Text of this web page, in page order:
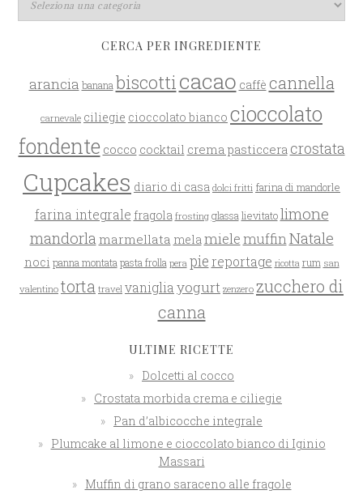
CERCA PER INGREDIENTE
arancia banana biscotticacao caffè cannella
carnevale ciliegie cioccolato bianco cioccolato
fondente cocco cocktail crema pasticcera crostata
Cupcakes diario di casa dolci fritti farina di mandorle
farina integrale fragola frosting glassa lievitato limone
mandorla marmellata melamielemuffin Natale
noci panna montata pasta frolla pera pie reportage ricotta rum san
valentino torta travel vaniglia yogurt zenzero zucchero di
canna
ULTIME RICETTE
Dolcetti al cocco
Crostata morbida crema e ciliegie
Pan d’albicocche integrale
Plumcake al limone e cioccolato bianco di Iginio
Massari
Muffin di grano saraceno alle fragole